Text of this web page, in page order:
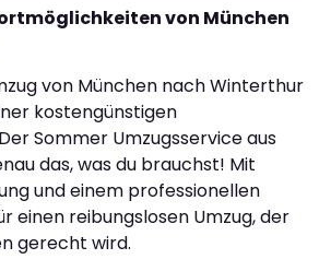
von München
von München nach Winterthur
kostengünstigen
Sommer Umzugsservice aus
das, was du brauchst! Mit
und einem professionellen
einen reibungslosen Umzug, der
gerecht wird.